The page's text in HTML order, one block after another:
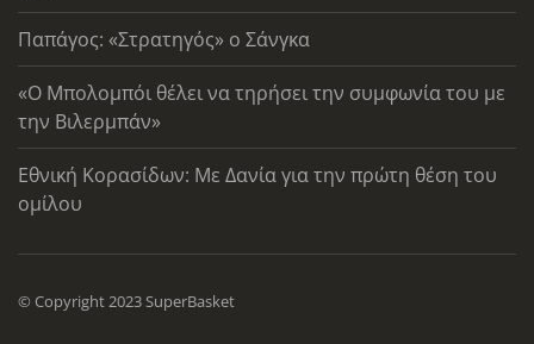
Παπάγος: «Στρατηγός» ο Σάνγκα
«Ο Μπολομπόι θέλει να τηρήσει την συμφωνία του με
την Βιλερμπάν»
Εθνική Κορασίδων: Με Δανία για την πρώτη θέση του
ομίλου
© Copyright 2023 SuperBasket